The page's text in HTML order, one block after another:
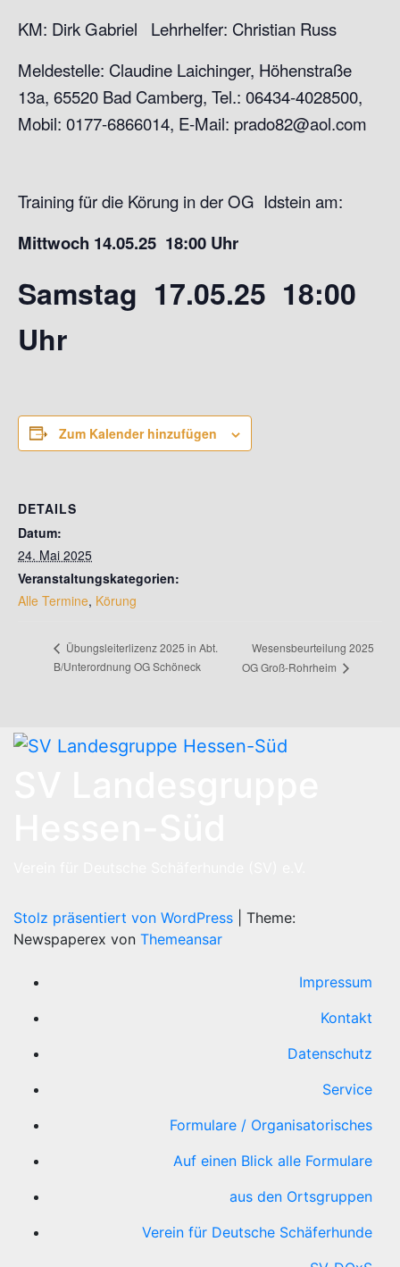
KM: Dirk Gabriel Lehrhelfer: Christian Russ
Meldestelle: Claudine Laichinger, Höhenstraße
13a, 65520 Bad Camberg, Tel.: 06434-4028500,
Mobil: 0177-6866014, E-Mail: prado82@aol.com
Training für die Körung in der OG Idstein am:
Mittwoch 14.05.25 18:00 Uhr
Samstag 17.05.25 18:00
Uhr
Zum Kalender hinzufügen
DETAILS
Datum:
24. Mai 2025
Veranstaltungskategorien:
Alle Termine, Körung
Übungsleiterlizenz 2025 in Abt.
B/Unterordnung OG Schöneck
Wesensbeurteilung 2025
OG Groß-Rohrheim
Stolz präsentiert von WordPress
Theme:
Newspaperex von Themeansar
Impressum
Kontakt
Datenschutz
Service
Formulare / Organisatorisches
Auf einen Blick alle Formulare
aus den Ortsgruppen
Verein für Deutsche Schäferhunde